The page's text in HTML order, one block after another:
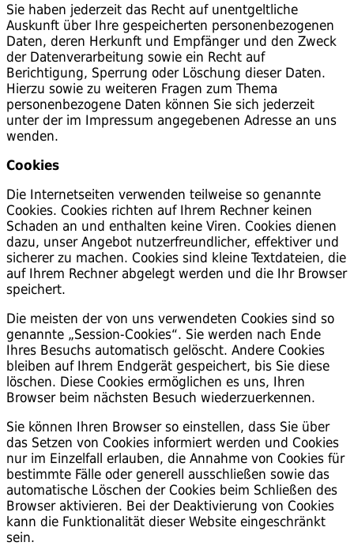
Sie haben jederzeit das Recht auf unentgeltliche
Auskunft über Ihre gespeicherten personenbezogenen
Daten, deren Herkunft und Empfänger und den Zweck
der Datenverarbeitung sowie ein Recht auf
Berichtigung, Sperrung oder Löschung dieser Daten.
Hierzu sowie zu weiteren Fragen zum Thema
personenbezogene Daten können Sie sich jederzeit
unter der im Impressum angegebenen Adresse an uns
wenden.
Cookies
Die Internetseiten verwenden teilweise so genannte
Cookies. Cookies richten auf Ihrem Rechner keinen
Schaden an und enthalten keine Viren. Cookies dienen
dazu, unser Angebot nutzerfreundlicher, effektiver und
sicherer zu machen. Cookies sind kleine Textdateien, die
auf Ihrem Rechner abgelegt werden und die Ihr Browser
speichert.
Die meisten der von uns verwendeten Cookies sind so
genannte „Session-Cookies“. Sie werden nach Ende
Ihres Besuchs automatisch gelöscht. Andere Cookies
bleiben auf Ihrem Endgerät gespeichert, bis Sie diese
löschen. Diese Cookies ermöglichen es uns, Ihren
Browser beim nächsten Besuch wiederzuerkennen.
Sie können Ihren Browser so einstellen, dass Sie über
das Setzen von Cookies informiert werden und Cookies
nur im Einzelfall erlauben, die Annahme von Cookies für
bestimmte Fälle oder generell ausschließen sowie das
automatische Löschen der Cookies beim Schließen des
Browser aktivieren. Bei der Deaktivierung von Cookies
kann die Funktionalität dieser Website eingeschränkt
sein.